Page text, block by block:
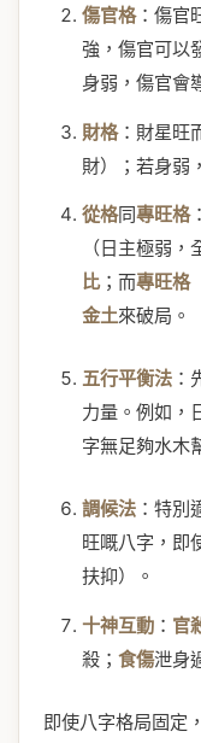
傷官格：傷官
強，傷官可以
身弱，傷官會
財格：財星旺
財）；若身弱
從格同專旺格
（日主極弱
比；而專旺格
金土來破局。
五行平衡法 ：
力量。例如，
字無足夠水木
調候法 ：特別
旺嘅八字，即
扶抑）。
十神互動 ： 官
殺； 食傷泄身
即使八字格局固定，